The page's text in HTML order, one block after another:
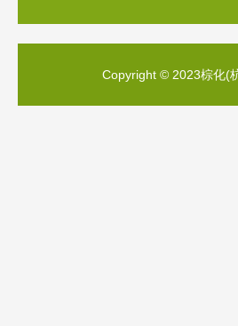
Copyright © 2023棕化(